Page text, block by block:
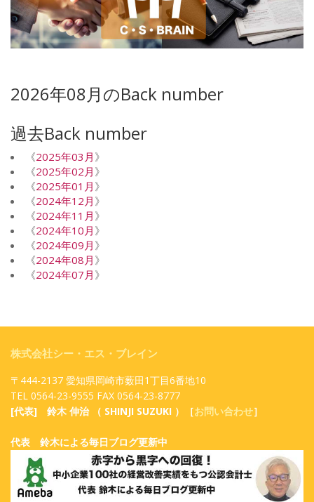
2026年08月のBack number
過去Back number
《2025年03月 》
《2025年02月 》
《2025年01月 》
《2024年12月 》
《2024年11月 》
《2024年10月 》
《2024年09月 》
《2024年08月 》
《2024年07月 》
株式会社シー・エス・ブレイン
〒444-2137 愛知県岡崎市薮田1丁目6番地10
TEL 0564-23-9555 FAX 0564-23-8777
[代表] 鈴木 伸治 （ SHINJI SUZUKI ）［お問い合わせ］
代表 鈴木による毎日ブログ更新中